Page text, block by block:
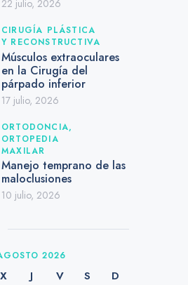
22 julio, 2026
CIRUGÍA PLÁSTICA
Y RECONSTRUCTIVA
Músculos extraoculares
en la Cirugía del
párpado inferior
17 julio, 2026
ORTODONCIA,
ORTOPEDIA
MAXILAR
Manejo temprano de las
maloclusiones
10 julio, 2026
2026
X J V S
D